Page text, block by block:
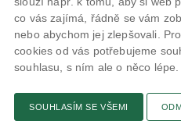
Zásady ochrany soukromí
Nastavení
co vás zajímá, řádně se vám
nebo abychom jej zlepšovali.
cookies od vás potřebujeme
souhlasu, s ním ale o něco lépe.
SOUHLASÍM SE VŠEMI